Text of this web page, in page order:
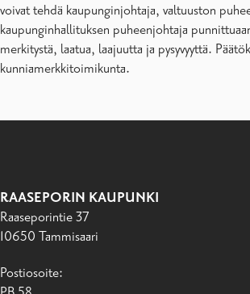
voivat tehdä kaupunginjohtaja, valtuuston
kaupunginhallituksen puheenjohtaja
merkitystä, laatua, laajuutta ja pysyvyyttä.
kunniamerkkitoimikunta.
RAASEPORIN KAUPUNKI
Raaseporintie 37
10650 Tammisaari
Postiosoite: